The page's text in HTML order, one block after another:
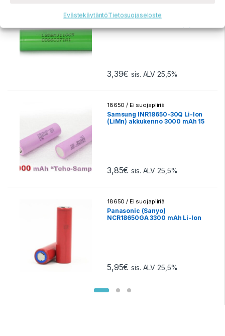
EvästekäytäntöTietosuojaseloste
INR 18650 MJ1 3.6 V 3400 mAh
– Flat-top
3,39€ sis. ALV 25,5%
18650 / Ei suojapiiriä
Samsung INR18650-30Q Li-Ion
(LiMn) akkukenno 3000 mAh 15
3,85€ sis. ALV 25,5%
18650 / Ei suojapiiriä
Panasonic (Sanyo)
NCR18650GA 3300 mAh Li-Ion
5,95€ sis. ALV 25,5%